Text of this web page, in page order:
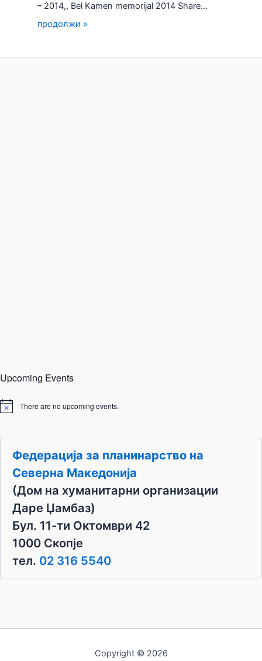
– 2014,, Bel Kamen memorijal 2014 Share…
продолжи »
Upcoming Events
N
i
There are no upcoming events.
Федерација за планинарство на
Северна Македонија
(Дом на хуманитарни организации
Даре Џамбаз)
Бул. 11-ти Октомври 42
1000 Скопје
тел. 02 316 5540
Copyright © 2026